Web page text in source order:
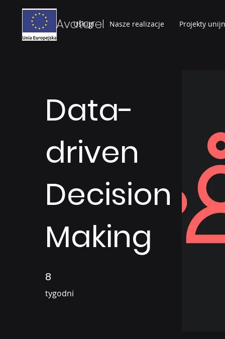
Avatarel
Usługi Nasze realizacje Projekty
Data-
driven
Decision
Making
8
tygodni
8 tygodni